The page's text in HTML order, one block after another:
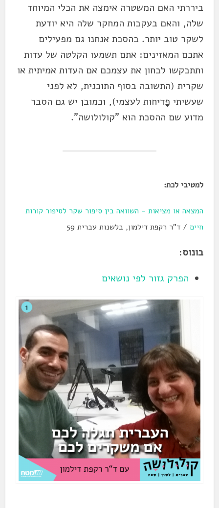
ביררתי האם המשטרה אימצה את הכלי המיוחד
שלה, והאם בעקבות המחקר שלה היא יודעת
לשקר טוב יותר. בהסכת אנחנו גם מפעילים
אתכם המאזינים: אתם תשמעו הקלטה של עדות
ותתבקשו לבחון את עצמכם אם העדות אמיתית או
שקרית (התשובה בסוף התוכנית, לא לפני
שעשיתי פָדיחות לעצמי), וכמובן יש גם הסבר
מדוע שם ההסכת הוא "קולולושה".
למטיבי לכת:
המצאה או מציאות – השוואה בין סיפור שקר לסיפור קורות
חיים / ד"ר רקפת דילמון, בלשנות עברית 59
בונוס:
הפרק גזור לפי נושאים